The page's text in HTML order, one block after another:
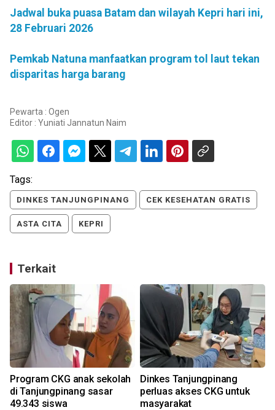
Jadwal buka puasa Batam dan wilayah Kepri hari ini,
28 Februari 2026
Pemkab Natuna manfaatkan program tol laut tekan
disparitas harga barang
Pewarta : Ogen
Editor : Yuniati Jannatun Naim
Tags:
DINKES TANJUNGPINANG CEK KESEHATAN GRATIS
ASTA CITA KEPRI
Terkait
Program CKG anak sekolah
di Tanjungpinang sasar
49.343 siswa
Dinkes Tanjungpinang
perluas akses CKG untuk
masyarakat